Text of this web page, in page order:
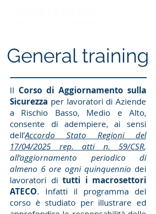
General training
Il Corso di Aggiornamento sulla
Sicurezza per lavoratori di Aziende
a Rischio Basso, Medio e Alto,
consente di adempiere, ai sensi
dell’Accordo Stato Regioni del
17/04/2025 rep. atti n. 59/CSR,
all’aggiornamento periodico di
almeno 6 ore ogni quinquennio dei
lavoratori di tutti i macrosettori
ATECO. Infatti il programma del
corso è studiato per illustrare ed